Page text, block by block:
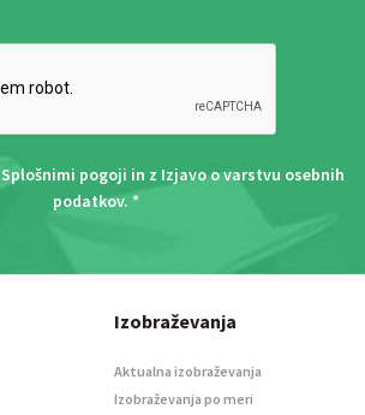
Splošnimi pogoji in z Izjavo o varstvu osebnih
podatkov. *
Izobraževanja
Aktualna izobraževanja
Izobraževanja po meri